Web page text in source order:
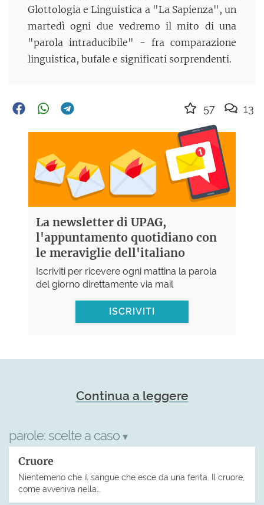
Glottologia e Linguistica a "La Sapienza", un
martedì ogni due vedremo il mito di una
"parola intraducibile" - fra comparazione
linguistica, bufale e significati sorprendenti.
57 13
La newsletter di UPAG,
l'appuntamento quotidiano con
le meraviglie dell'italiano
Iscriviti per ricevere ogni mattina la parola
del giorno direttamente via mail
ISCRIVITI
Continua a leggere
parole: scelte a caso ▾
Cruore
Nientemeno che il sangue che esce da una ferita. Il cruore,
come avveniva nella…